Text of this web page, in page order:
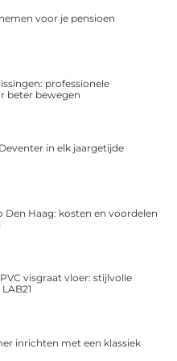
voor je pensioen
professionele
beter bewegen
in elk jaargetijde
Den Haag: kosten en voordelen
visgraat vloer: stijlvolle
inrichten met een klassiek